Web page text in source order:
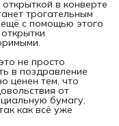
в конверте
трогательным
с помощью этого
не просто
в поздравление
ценен тем, что
от
бумагу,
как всё уже